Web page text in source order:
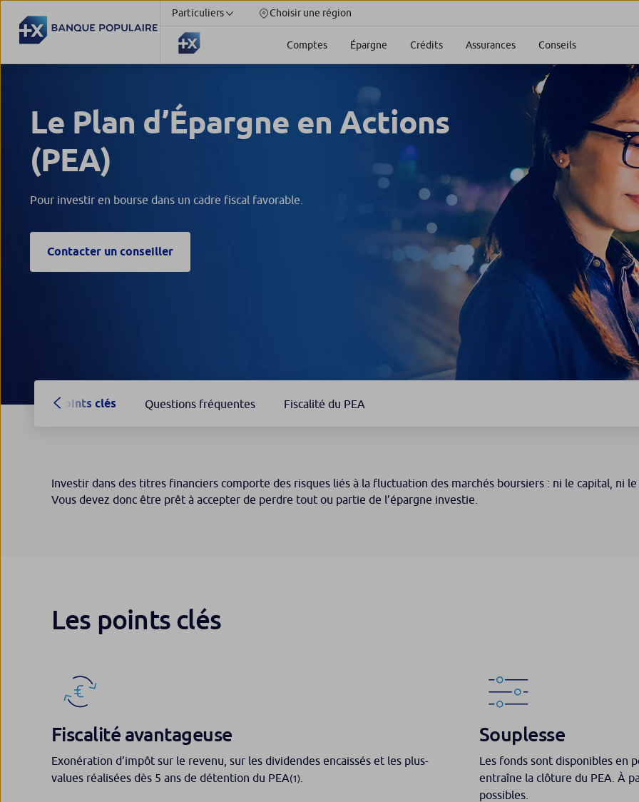
Particuliers Choisir une région
Comptes Épargne Crédits Assurances Conseils
Le Plan d’Épargne en Actions
(PEA)
Pour investir en bourse dans un cadre fiscal favorable.
Contacter un conseiller
Points clés Questions fréquentes Fiscalité du PEA
Investir dans des titres financiers comporte des risques liés à la fluctuation des marchés boursiers : ni le capital, ni
Vous devez donc être prêt à accepter de perdre tout ou partie de l’épargne investie.
Les points clés
Fiscalité avantageuse
Exonération d’impôt sur le revenu, sur les dividendes encaissés et les plus-
values réalisées dès 5 ans de détention du PEA(1)
Souplesse
Les fonds sont disponibles en
entraîne la clôture du PEA. À
possibles.